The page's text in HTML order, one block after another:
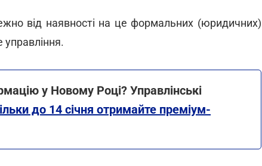
від наявності на це формальних (юридичних)
управління.
у Новому Році? Управлінські
до 14 січня отримайте преміум-